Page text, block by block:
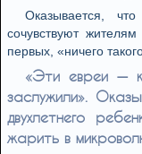
Оказывается,
сочувствуют
первых, «ничего
«Эти евреи —
заслужили».
двухлетнего
жарить в